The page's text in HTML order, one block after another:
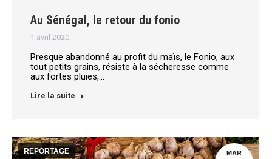
Au Sénégal, le retour du fonio
1 avril 2020
Presque abandonné au profit du maïs, le Fonio, aux
tout petits grains, résiste à la sécheresse comme
aux fortes pluies,…
Lire la suite
MAR
REPORTAGE